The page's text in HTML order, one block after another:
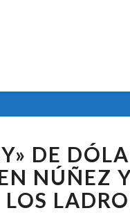
DE
SE
DE
NÚÑEZ
LOS